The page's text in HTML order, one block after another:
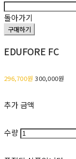
돌아가기
구매하기
EDUFORE FC
296,700원300,000원
추가 금액
수량